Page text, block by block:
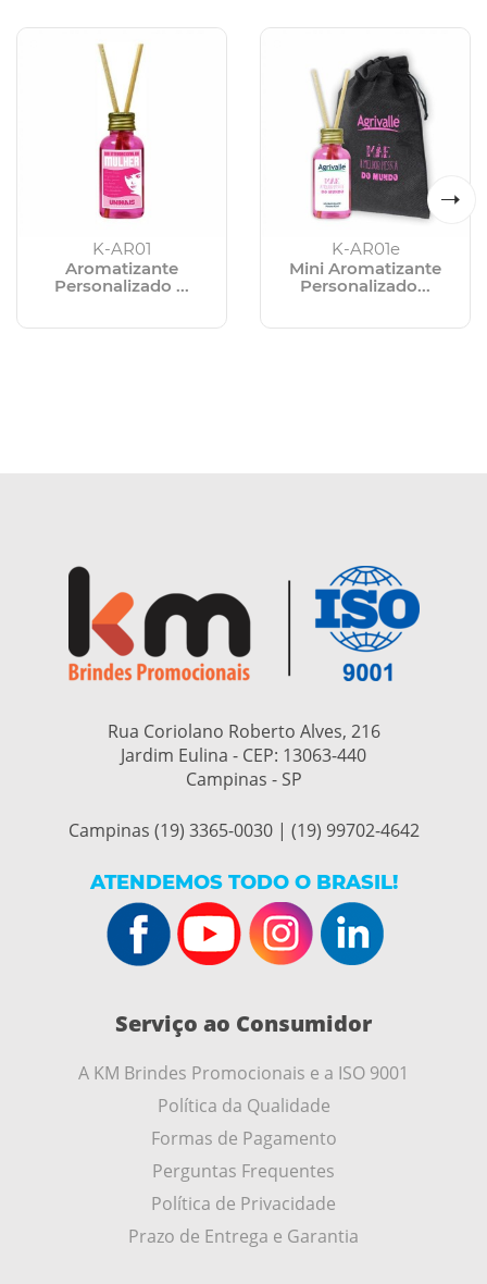
K-AR01
Aromatizante
Personalizado ...
K-AR01e
Mini Aromatizante
Personalizado...
Rua Coriolano Roberto Alves, 216
Jardim Eulina - CEP: 13063-440
Campinas - SP
Campinas (19) 3365-0030 | (19) 99702-4642
ATENDEMOS TODO O BRASIL!
Serviço ao Consumidor
A KM Brindes Promocionais e a ISO 9001
Política da Qualidade
Formas de Pagamento
Perguntas Frequentes
Política de Privacidade
Prazo de Entrega e Garantia